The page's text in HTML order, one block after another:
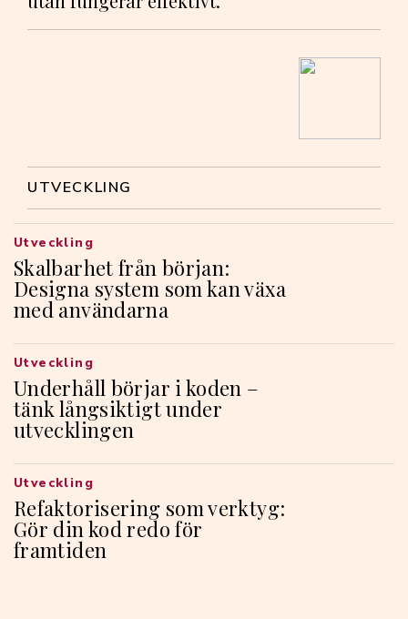
UTVECKLING
Skalbarhet från början:
Designa system som kan växa
med användarna
Utveckling
Underhåll börjar i koden –
tänk långsiktigt under
utvecklingen
Utveckling
Refaktorisering som verktyg:
Gör din kod redo för
framtiden
Utveckling